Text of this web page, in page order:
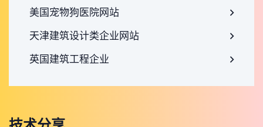
美国宠物狗医院网站
天津建筑设计类企业网站
英国建筑工程企业